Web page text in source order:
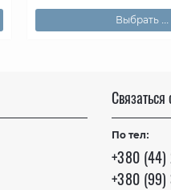
Выбрать ...
По тел:
+380
+380